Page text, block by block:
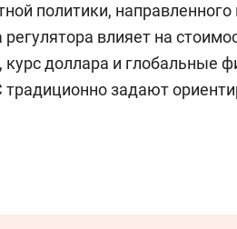
политики, направленного
влияет на
доллара и глобальные
задают